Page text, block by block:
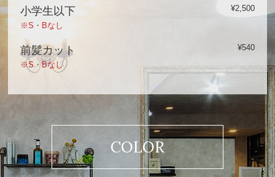
小学生以下
¥2,500
※S・Bなし
前髪カット
¥540
※S・Bなし
COLOR